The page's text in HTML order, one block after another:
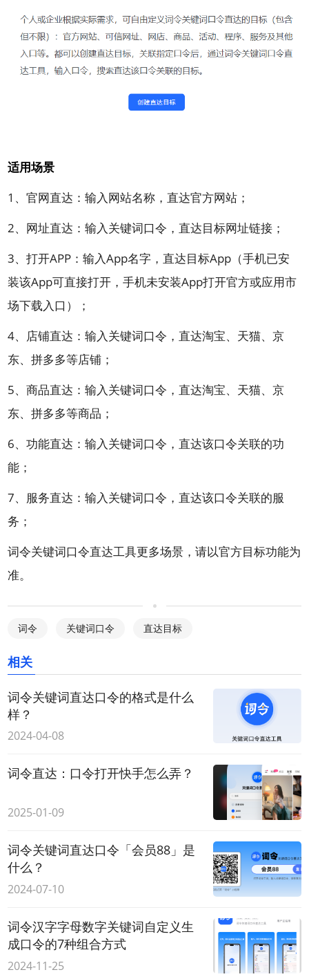
适用场景
1、官网直达：输入网站名称，直达官方网站；
2、网址直达：输入关键词口令，直达目标网址链接；
3、打开APP：输入App名字，直达目标App（手机已安
装该App可直接打开，手机未安装App打开官方或应用市
场下载入口）；
4、店铺直达：输入关键词口令，直达淘宝、天猫、京
东、拼多多等店铺；
5、商品直达：输入关键词口令，直达淘宝、天猫、京
东、拼多多等商品；
6、功能直达：输入关键词口令，直达该口令关联的功
能；
7、服务直达：输入关键词口令，直达该口令关联的服
务；
词令关键词口令直达工具更多场景，请以官方目标功能为
准。
词令 关键词口令 直达目标
相关
词令关键词直达口令的格式是什么
样？
2024-04-08
词令直达：口令打开快手怎么弄？
2025-01-09
词令关键词直达口令「会员88」是
什么？
2024-07-10
词令汉字字母数字关键词自定义生
成口令的7种组合方式
2024-11-25